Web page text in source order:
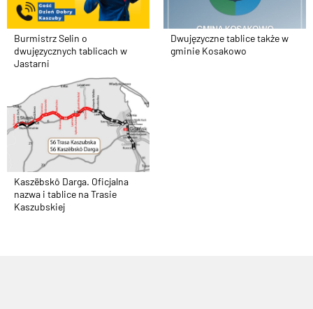
Burmistrz Selin o
dwujęzycznych tablicach w
Jastarni
Dwujęzyczne tablice także w
gminie Kosakowo
Kaszëbskô Darga. Oficjalna
nazwa i tablice na Trasie
Kaszubskiej